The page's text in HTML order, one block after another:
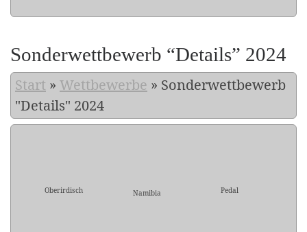
Sonderwettbewerb “Details” 2024
Start » Wettbewerbe » Sonderwettbewerb
"Details" 2024
Oberirdisch Namibia Pedal